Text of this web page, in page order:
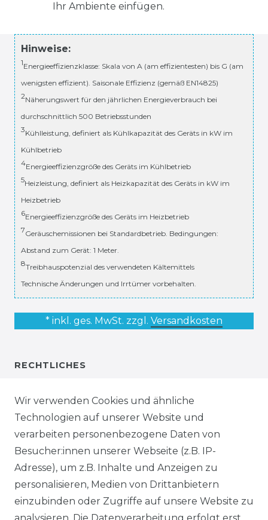
Ihr Ambiente einfügen.
Hinweise:
1Energieeffizienzklasse: Skala von A (am effizientesten) bis G (am
wenigsten effizient). Saisonale Effizienz (gemäß EN14825)
2Näherungswert für den jährlichen Energieverbrauch bei
durchschnittlich 500 Betriebsstunden
3Kühlleistung, definiert als Kühlkapazität des Geräts in kW im
Kühlbetrieb
4Energieeffizienzgröße des Geräts im Kühlbetrieb
5Heizleistung, definiert als Heizkapazität des Geräts in kW im
Heizbetrieb
6Energieeffizienzgröße des Geräts im Heizbetrieb
7Geräuschemissionen bei Standardbetrieb. Bedingungen:
Abstand zum Gerät: 1 Meter.
8Treibhauspotenzial des verwendeten Kältemittels
Technische Änderungen und Irrtümer vorbehalten.
* inkl. ges. MwSt. zzgl. Versandkosten
RECHTLICHES
AGB
DATENSCHUTZERKLÄRUNG
BARRIEREFREIHEITSERKLÄRUNG
Wir verwenden Cookies und ähnliche
Technologien auf unserer Website und
verarbeiten personenbezogene Daten von
Besucher:innen unserer Webseite (z.B. IP-
Adresse), um z.B. Inhalte und Anzeigen zu
personalisieren, Medien von Drittanbietern
einzubinden oder Zugriffe auf unsere Website zu